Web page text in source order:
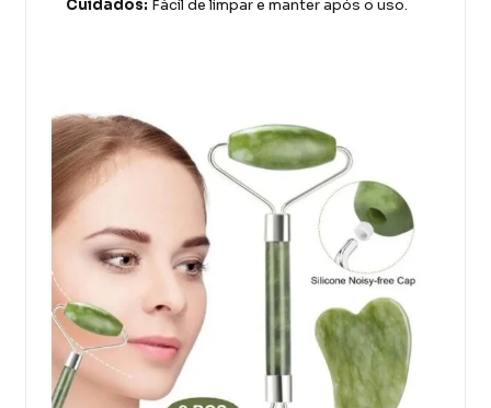
Cuidados: Fácil de limpar e manter após o uso.